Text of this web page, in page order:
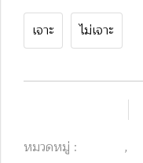
เจาะ
ไม่เจาะ
หมวดหมู่ : ,